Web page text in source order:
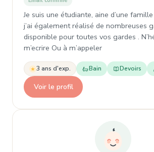
Je suis une étudiante, aine d’une
j’ai également réalisé de nombreuses
disponible pour toutes vos gardes .
m’ecrire Ou à m’appeler
3 ans d'exp. Bain Devoirs
Voir le profil